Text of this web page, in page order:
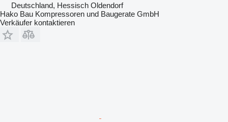
Deutschland, Hessisch Oldendorf
Hako Bau Kompressoren und Baugerate GmbH
Verkäufer kontaktieren